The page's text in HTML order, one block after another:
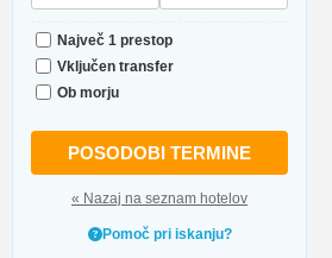
Največ 1 prestop
Vključen transfer
Ob morju
POSODOBI TERMINE
« Nazaj na seznam hotelov
Pomoč pri iskanju?